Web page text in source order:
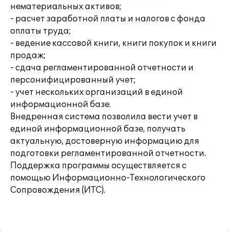
нематериальных активов;
- расчет заработной платы и налогов с фонда
оплаты труда;
- ведение кассовой книги, книги покупок и книги
продаж;
- сдача регламентированной отчетности и
персонифицированный учет;
- учет нескольких организаций в единой
информационной базе.
Внедренная система позволила вести учет в
единой информационной базе, получать
актуальную, достоверную информацию для
подготовки регламентированной отчетности.
Поддержка программы осуществляется с
помощью Информационно-Технологического
Сопровождения (ИТС).